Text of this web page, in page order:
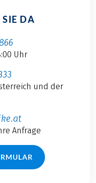
DA
Uhr
und der
Anfrage